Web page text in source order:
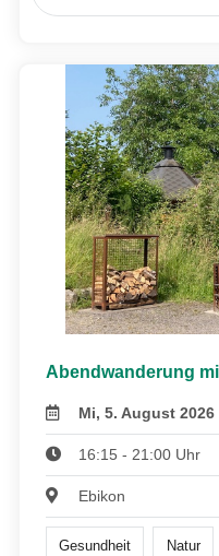
Abendwanderung
Mi, 5. August 2026
16:15 - 21:00 Uhr
Ebikon
Gesundheit Natur